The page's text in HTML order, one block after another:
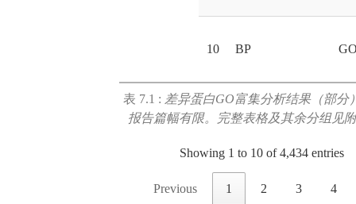
10 BP
表 7.1 : 差异蛋白GO富集分析结果（部分
报告篇幅有限。完整表格及其余分组见
Showing 1 to 10 of 4,434 entries
Previous 1 2 3 4